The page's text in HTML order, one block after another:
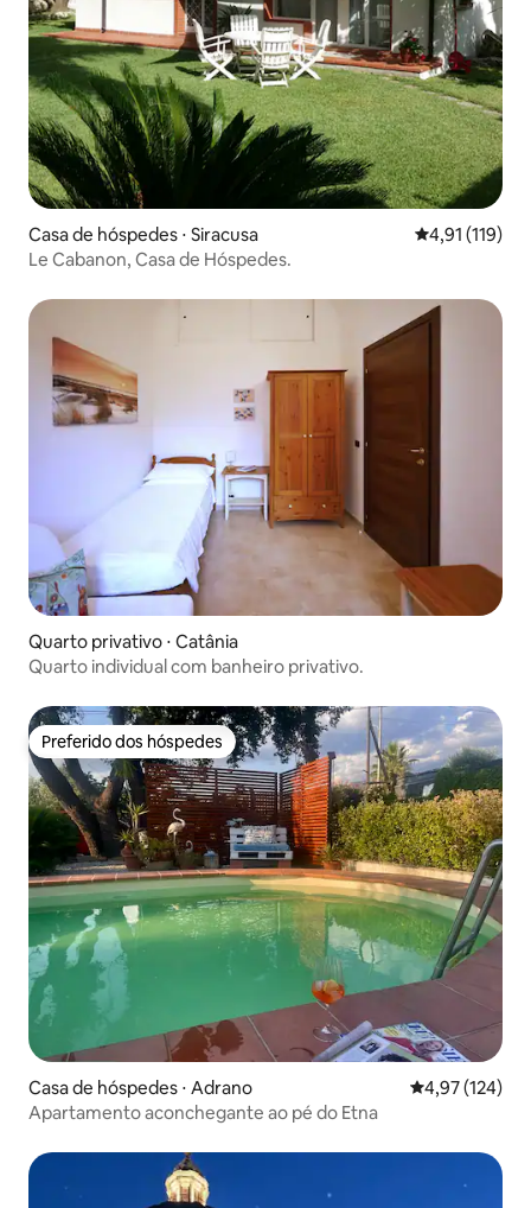
Casa de hóspedes ⋅ Siracusa 4,91 de uma
4,91 (119)
Le Cabanon, Casa de Hóspedes.
Quarto privativo ⋅ Catânia
Quarto individual com banheiro privativo.
Preferido dos hóspedes
Preferido dos hóspedes
Casa de hóspedes ⋅ Adrano 4,97 de uma
4,97 (124)
Apartamento aconchegante ao pé do Etna